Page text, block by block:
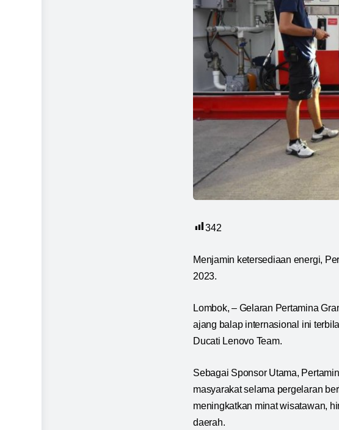
342
Menjamin ketersediaan energi,
2023.
Lombok, – Gelaran Pertamina
ajang balap internasional ini
Ducati Lenovo Team.
Sebagai Sponsor Utama,
masyarakat selama pergelaran
meningkatkan minat wisatawan,
daerah.